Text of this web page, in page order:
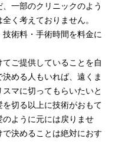
一部のクリニックのよう
く考えておりません。
術料・手術時間を料金に
ご提供していることを自
める人もいれば、遠くま
マに切ってもらいたいと
切る以上に技術がおもて
ように元には戻りませ
決めることは絶対におす